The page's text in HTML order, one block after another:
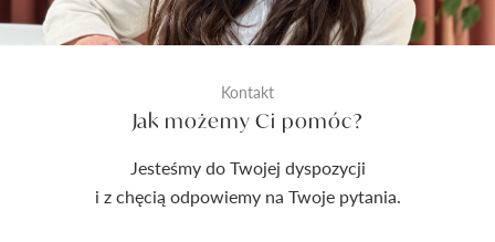
Kontakt
Jak możemy Ci pomóc?
Jesteśmy do Twojej dyspozycji
i z chęcią odpowiemy na Twoje pytania.